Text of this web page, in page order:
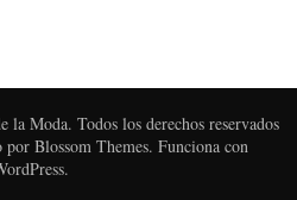
la Moda. Todos los derechos reservados
por Blossom Themes. Funciona con
.